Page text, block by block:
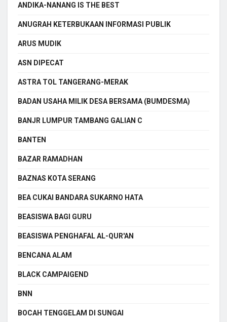
ANDIKA-NANANG IS THE BEST
ANUGRAH KETERBUKAAN INFORMASI PUBLIK
ARUS MUDIK
ASN DIPECAT
ASTRA TOL TANGERANG-MERAK
BADAN USAHA MILIK DESA BERSAMA (BUMDESMA)
BANJR LUMPUR TAMBANG GALIAN C
BANTEN
BAZAR RAMADHAN
BAZNAS KOTA SERANG
BEA CUKAI BANDARA SUKARNO HATA
BEASISWA BAGI GURU
BEASISWA PENGHAFAL AL-QUR'AN
BENCANA ALAM
BLACK CAMPAIGEND
BNN
BOCAH TENGGELAM DI SUNGAI